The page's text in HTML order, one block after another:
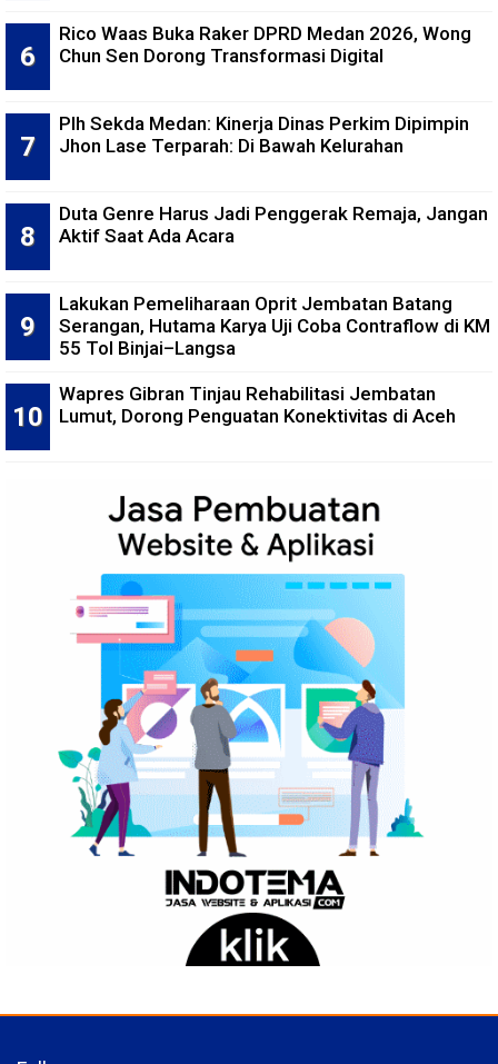
Rico Waas Buka Raker DPRD Medan 2026, Wong
Chun Sen Dorong Transformasi Digital
Plh Sekda Medan: Kinerja Dinas Perkim Dipimpin
Jhon Lase Terparah: Di Bawah Kelurahan
Duta Genre Harus Jadi Penggerak Remaja, Jangan
Aktif Saat Ada Acara
Lakukan Pemeliharaan Oprit Jembatan Batang
Serangan, Hutama Karya Uji Coba Contraflow di KM
55 Tol Binjai–Langsa
Wapres Gibran Tinjau Rehabilitasi Jembatan
Lumut, Dorong Penguatan Konektivitas di Aceh